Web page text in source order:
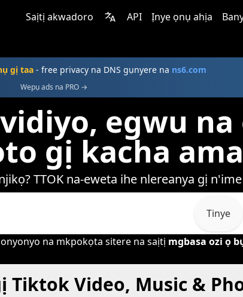
Saịtị akwadoro API Ịnye ọnụ ahịa
gị taa - free privacy na DNS gụnyere na ns6.com
Wepụ ads na PRO →
egwu na
gị kacha
TTOK na-eweta ihe nlereanya gị
Tinye
na mkpokọta sitere na saịtị mgbasa ozi ọ
Tiktok Video, Music &